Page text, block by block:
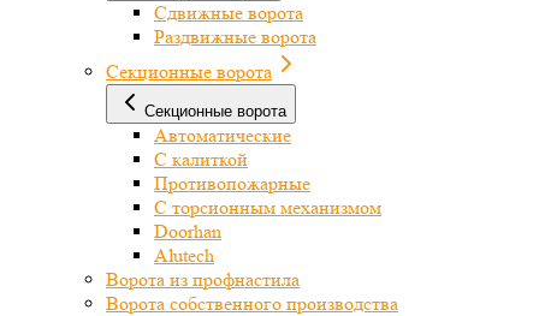
Сдвижные ворота
Раздвижные ворота
Секционные ворота
Секционные ворота
Автоматические
С калиткой
Противопожарные
С торсионным механизмом
Doorhan
Alutech
Ворота из профнастила
Ворота собственного производства